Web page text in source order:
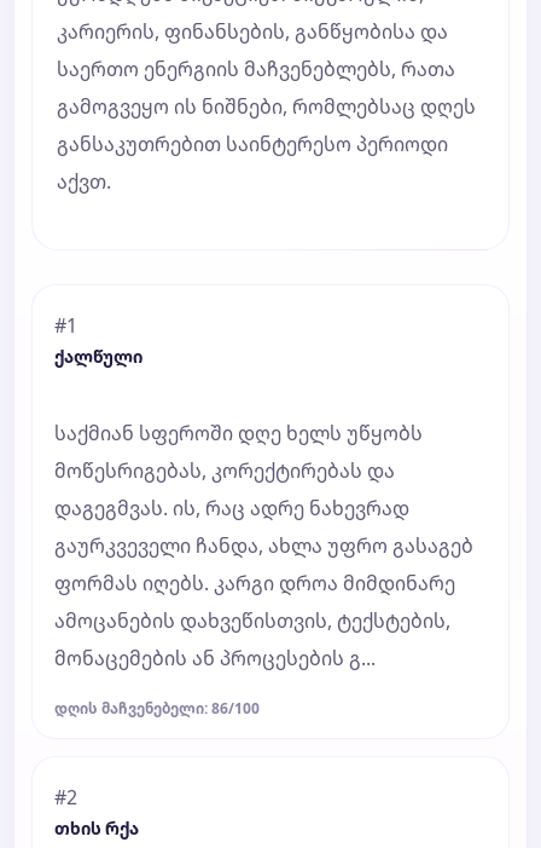
კარიერის, ფინანსების, განწყობისა და
საერთო ენერგიის მაჩვენებლებს, რათა
გამოგვეყო ის ნიშნები, რომლებსაც დღეს
განსაკუთრებით საინტერესო პერიოდი
აქვთ.
#1
ქალწული
საქმიან სფეროში დღე ხელს უწყობს
მოწესრიგებას, კორექტირებას და
დაგეგმვას. ის, რაც ადრე ნახევრად
გაურკვეველი ჩანდა, ახლა უფრო გასაგებ
ფორმას იღებს. კარგი დროა მიმდინარე
ამოცანების დახვეწისთვის, ტექსტების,
მონაცემების ან პროცესების გ...
დღის მაჩვენებელი: 86/100
#2
თხის რქა